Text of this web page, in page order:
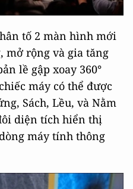
tố 2 màn hình mới
mở rộng và gia tăng
lề gập xoay 360°
máy có thể được
Sách, Lều, và Nằm
diện tích hiển thị
máy tính thông